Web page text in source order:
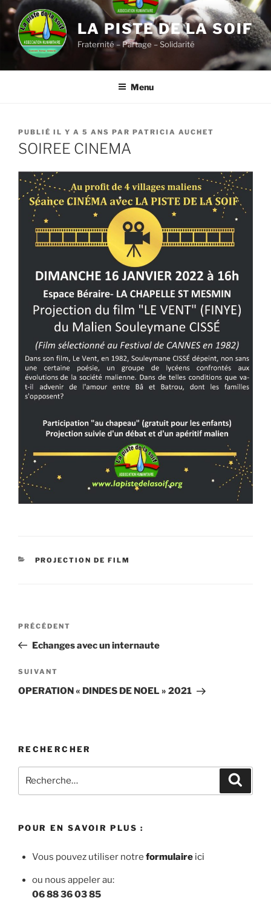
Aller
au
contenu
principal
LA PISTE DE LA SOIF
Fraternité – Partage – Solidarité
Menu
PUBLIÉ
LE
PUBLIÉ IL Y A 5 ANS PAR PATRICIA AUCHET
SOIREE CINEMA
CATÉGORIES
PROJECTION DE FILM
Navigation
l’article
Article
précédent
PRÉCÉDENT
Echanges avec un internaute
Article
suivant
SUIVANT
OPERATION « DINDES DE NOEL » 2021
RECHERCHER
pour
POUR EN SAVOIR PLUS :
Vous pouvez utiliser notre formulaireici
ou nous appeler au:
06 88 36 03 85